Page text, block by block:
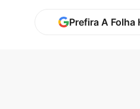
Prefira A Folha